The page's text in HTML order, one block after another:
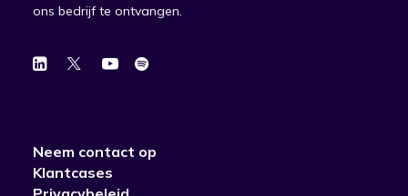
ons bedrijf te ontvangen.
Neem contact op
Klantcases